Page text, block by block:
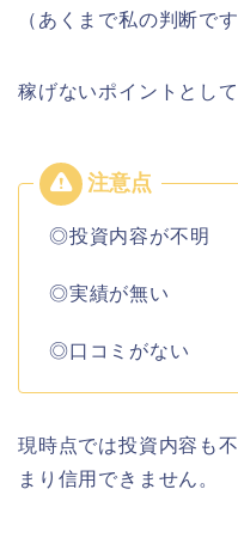
（あくまで私の判断です
稼げないポイントとし
◎投資内容が不明
◎実績が無い
◎口コミがない
現時点では投資内容も
まり信用できません。